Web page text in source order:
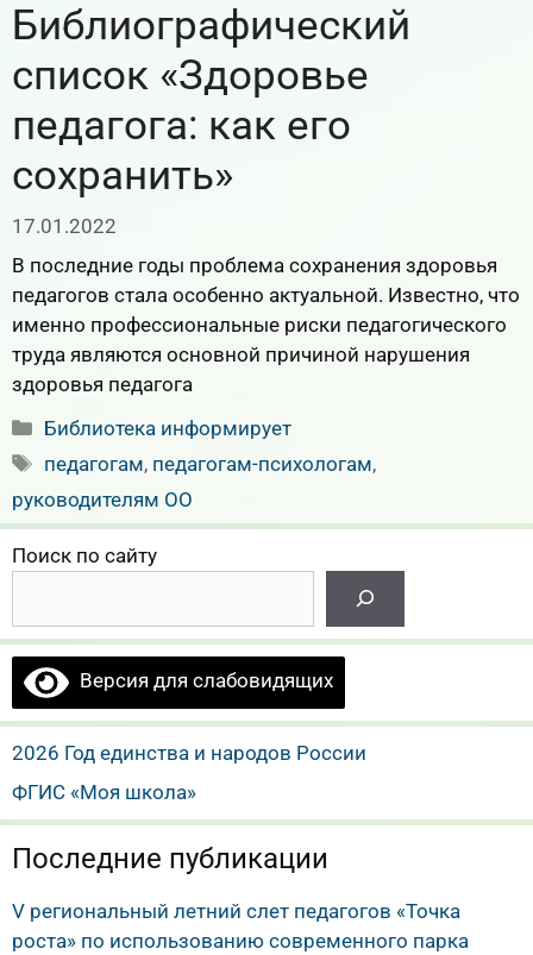
Библиографический
список «Здоровье
педагога: как его
сохранить»
17.01.2022
В последние годы проблема сохранения здоровья
педагогов стала особенно актуальной. Известно, что
именно профессиональные риски педагогического
труда являются основной причиной нарушения
здоровья педагога
Рубрики
Библиотека информирует
Метки
педагогам, педагогам-психологам,
руководителям ОО
Поиск по сайту
Версия для слабовидящих
2026 Год единства и народов России
ФГИС «Моя школа»
Последние публикации
V региональный летний слет педагогов «Точка
роста» по использованию современного парка